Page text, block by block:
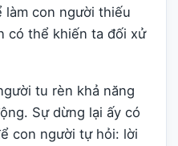
làm con người thiếu
có thể khiến ta đối xử
tu rèn khả năng
Sự dừng lại ấy có
con người tự hỏi: lời